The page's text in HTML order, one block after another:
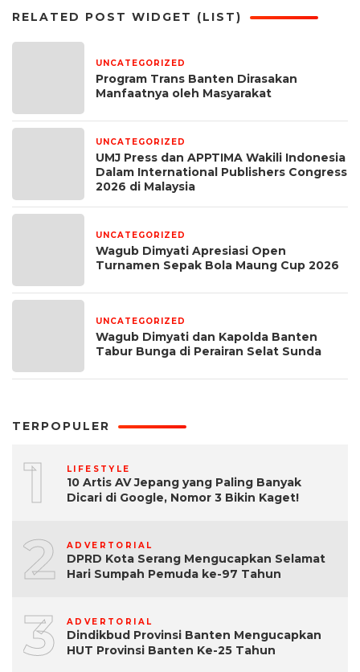
RELATED POST WIDGET (LIST)
UNCATEGORIZED
Program Trans Banten Dirasakan
Manfaatnya oleh Masyarakat
UNCATEGORIZED
UMJ Press dan APPTIMA Wakili Indonesia
Dalam International Publishers Congress
2026 di Malaysia
UNCATEGORIZED
Wagub Dimyati Apresiasi Open
Turnamen Sepak Bola Maung Cup 2026
UNCATEGORIZED
Wagub Dimyati dan Kapolda Banten
Tabur Bunga di Perairan Selat Sunda
TERPOPULER
1 LIFESTYLE
10 Artis AV Jepang yang Paling Banyak
Dicari di Google, Nomor 3 Bikin Kaget!
2 ADVERTORIAL
DPRD Kota Serang Mengucapkan Selamat
Hari Sumpah Pemuda ke-97 Tahun
3 ADVERTORIAL
Dindikbud Provinsi Banten Mengucapkan
HUT Provinsi Banten Ke-25 Tahun